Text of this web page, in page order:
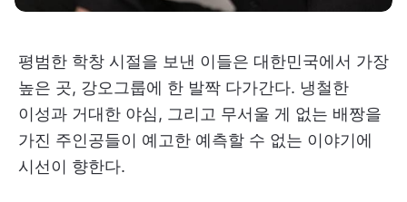
평범한 학창 시절을 보낸 이들은 대한민국에서 가장
높은 곳, 강오그룹에 한 발짝 다가간다. 냉철한
이성과 거대한 야심, 그리고 무서울 게 없는 배짱을
가진 주인공들이 예고한 예측할 수 없는 이야기에
시선이 향한다.